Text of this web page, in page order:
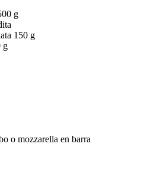
g
150 g
g
o mozzarella en barra